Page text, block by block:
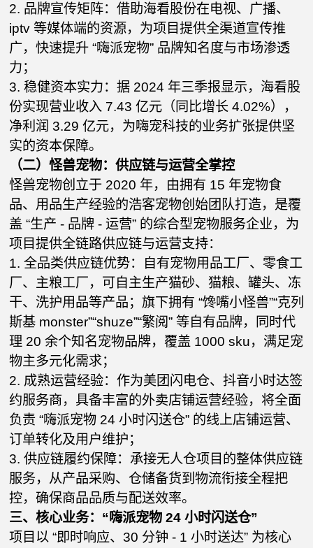
2. 品牌宣传矩阵：借助海看股份在电视、广播、
iptv 等媒体端的资源，为项目提供全渠道宣传推
广，快速提升 “嗨派宠物” 品牌知名度与市场渗透
力；
3. 稳健资本实力：据 2024 年三季报显示，海看股
份实现营业收入 7.43 亿元（同比增长 4.02%），
净利润 3.29 亿元，为嗨宠科技的业务扩张提供坚
实的资本保障。
（二）怪兽宠物：供应链与运营全掌控
怪兽宠物创立于 2020 年，由拥有 15 年宠物食
品、用品生产经验的浩客宠物创始团队打造，是覆
盖 “生产 - 品牌 - 运营” 的综合型宠物服务企业，为
项目提供全链路供应链与运营支持：
1. 全品类供应链优势：自有宠物用品工厂、零食工
厂、主粮工厂，可自主生产猫砂、猫粮、罐头、冻
干、洗护用品等产品；旗下拥有 “馋嘴小怪兽”“克列
斯基 monster”“shuze”“繁阅” 等自有品牌，同时代
理 20 余个知名宠物品牌，覆盖 1000 sku，满足宠
物主多元化需求；
2. 成熟运营经验：作为美团闪电仓、抖音小时达签
约服务商，具备丰富的外卖店铺运营经验，将全面
负责 “嗨派宠物 24 小时闪送仓” 的线上店铺运营、
订单转化及用户维护；
3. 供应链履约保障：承接无人仓项目的整体供应链
服务，从产品采购、仓储备货到物流衔接全程把
控，确保商品品质与配送效率。
三、核心业务：“嗨派宠物 24 小时闪送仓”
项目以 “即时响应、30 分钟 - 1 小时送达” 为核心